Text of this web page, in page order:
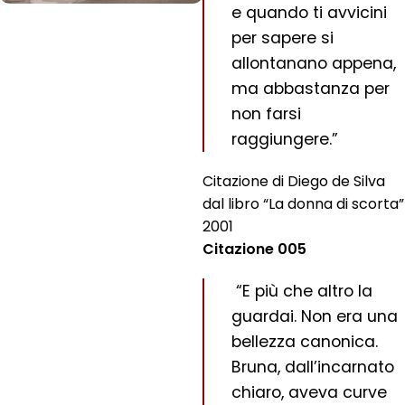
e quando ti avvicini
per sapere si
allontanano appena,
ma abbastanza per
non farsi
raggiungere.”
Citazione di Diego de Silva
dal libro “La donna di scorta”
2001
Citazione 005
“E più che altro la
guardai. Non era una
bellezza canonica.
Bruna, dall’incarnato
chiaro, aveva curve